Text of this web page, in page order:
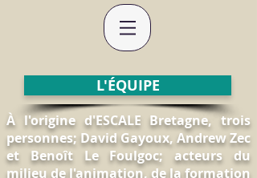
L'ÉQUIPE
À l'origine d'ESCALE Bretagne, trois
personnes; David Gayoux, Andrew Zec
et Benoît Le Foulgoc; acteurs du
milieu de l'animation, de la formation